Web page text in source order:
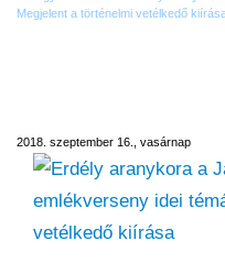
Megjelent a történelmi vetélkedő
2018. szeptember 16., vasárnap